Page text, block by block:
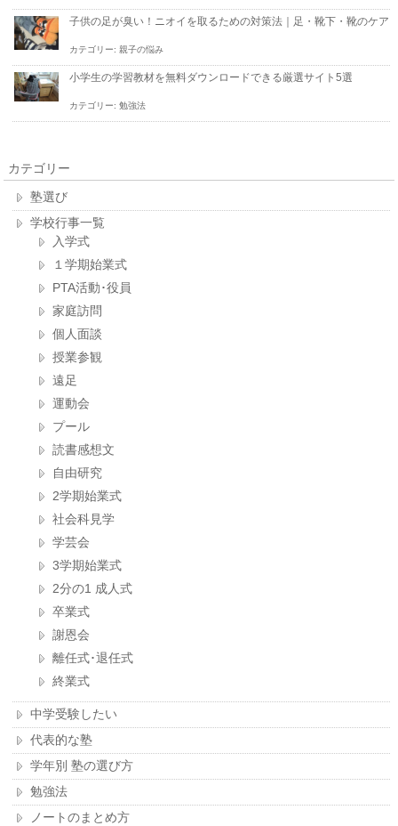
子供の足が臭い！ニオイを取るための対策法｜足・靴下・靴のケア
カテゴリー:親子の悩み
小学生の学習教材を無料ダウンロードできる厳選サイト5選
カテゴリー:勉強法
カテゴリー
塾選び
学校行事一覧
入学式
１学期始業式
PTA活動･役員
家庭訪問
個人面談
授業参観
遠足
運動会
プール
読書感想文
自由研究
2学期始業式
社会科見学
学芸会
3学期始業式
2分の1 成人式
卒業式
謝恩会
離任式･退任式
終業式
中学受験したい
代表的な塾
学年別 塾の選び方
勉強法
ノートのまとめ方